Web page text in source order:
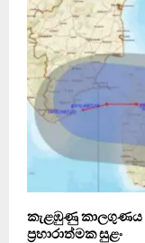
කැළඹුණු කාලගුණය
ප්‍රහාරාත්මක සුළං